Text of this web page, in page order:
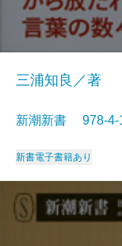
三浦知良／著
新潮新書 978-
新書電子書籍あり